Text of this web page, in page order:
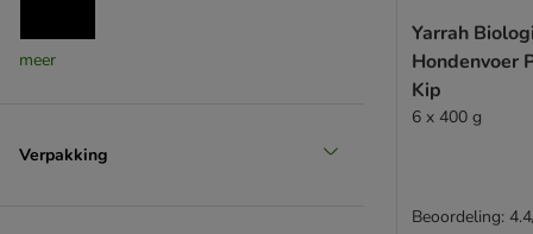
Kalkoen
meer
Verpakking
Yarrah
Hondenvoer
Kip
6 x 400 g
Beoordeling: